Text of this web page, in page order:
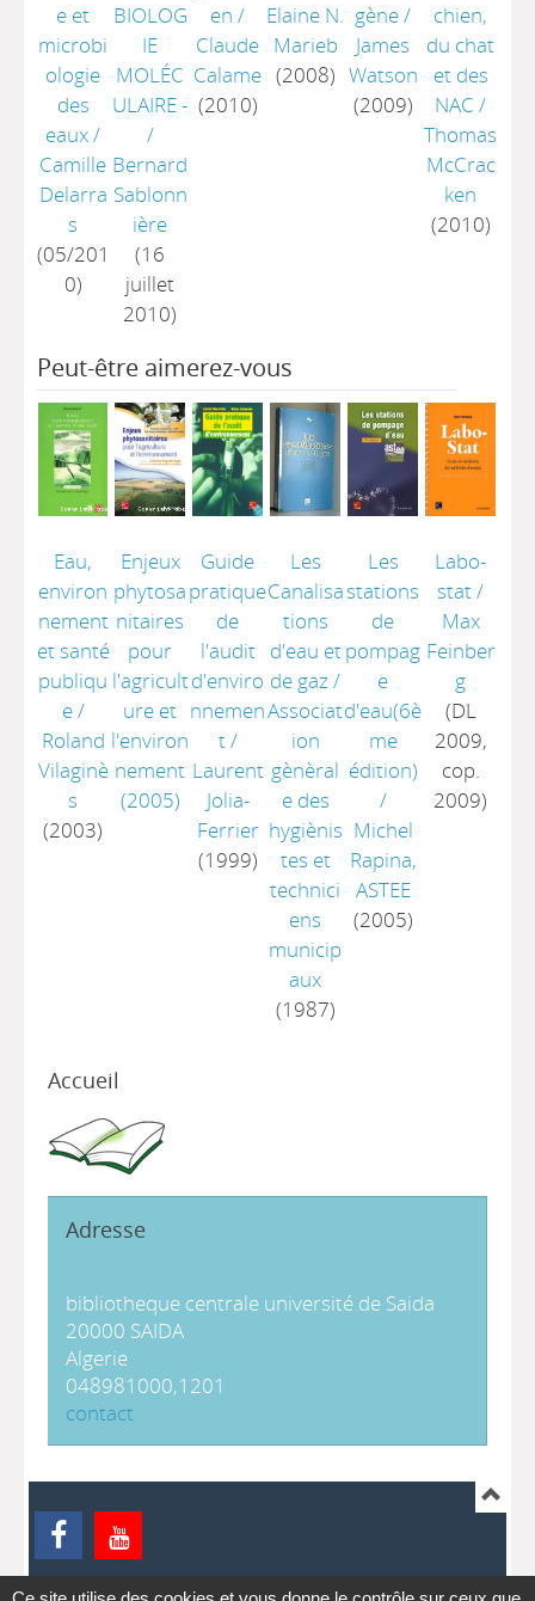
e et
microbi
ologie
des
eaux/
Camille
Delarra
s
(05/201
0)
BIOLOG
IE
MOLÉC
ULAIRE -
/
Bernard
Sablonn
ière
(16
juillet
2010)
en /
Claude
Calame
(2010)
Elaine N.
Marieb
(2008)
gène/
James
Watson
(2009)
chien,
du chat
et des
NAC /
Thomas
McCrac
ken
(2010)
Peut-être aimerez-vous
Eau,
environ
nement
et santé
publiqu
e/
Roland
Vilaginè
s
(2003)
Enjeux
phytosa
nitaires
pour
l'agricult
ure et
l'environ
nement
(2005)
Guide
pratique
de
l'audit
d'enviro
nnemen
t/
Laurent
Jolia-
Ferrier
(1999)
Les
Canalisa
tions
d'eau et
de gaz/
Associat
ion
gènèral
e des
hygiènis
tes et
technici
ens
municip
aux
(1987)
Les
stations
de
pompag
e
d'eau(6è
me
édition)
/
Michel
Rapina,
ASTEE
(2005)
Labo-
stat/
Max
Feinber
g
(DL
2009,
cop.
2009)
Accueil
Adresse
bibliotheque centrale université de Saida
20000 SAIDA
Algerie
048981000,1201
contact